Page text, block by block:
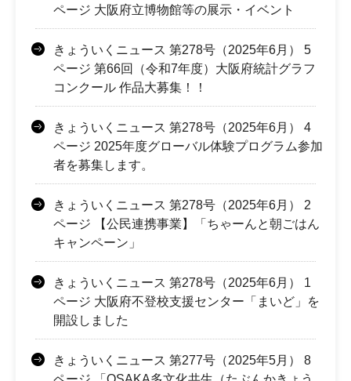
ページ 大阪府立博物館等の展示・イベント
きょういくニュース 第278号（2025年6月） 5
ページ 第66回（令和7年度）大阪府統計グラフ
コンクール 作品大募集！！
きょういくニュース 第278号（2025年6月） 4
ページ 2025年度グローバル体験プログラム参加
者を募集します。
きょういくニュース 第278号（2025年6月） 2
ページ 【公民連携事業】「ちゃーんと朝ごはん
キャンペーン」
きょういくニュース 第278号（2025年6月） 1
ページ 大阪府不登校支援センター「まいど」を
開設しました
きょういくニュース 第277号（2025年5月） 8